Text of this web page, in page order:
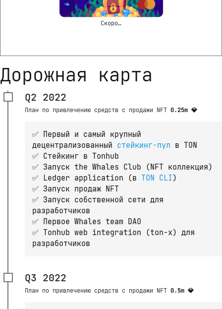
Скоро…
Дорожная карта
Q2 2022
План по привлечению средств с продажи NFT 0.25m 💎
✅ Первый и самый крупный
децентрализованный стейкинг-пул в TON
✅ Стейкинг в Tonhub
✅ Запуск the Whales Club (NFT коллекция)
✅ Ledger application (в TON CLI)
✅ Запуск продаж NFT
✅ Запуск собственной сети для
разработчиков
✅ Первое Whales team DAO
✅ Tonhub web integration (ton-x) для
разработчиков
Q3 2022
План по привлечению средств с продажи NFT 0.5m 💎